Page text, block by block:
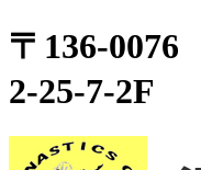
〒136-
2-25-7-2F